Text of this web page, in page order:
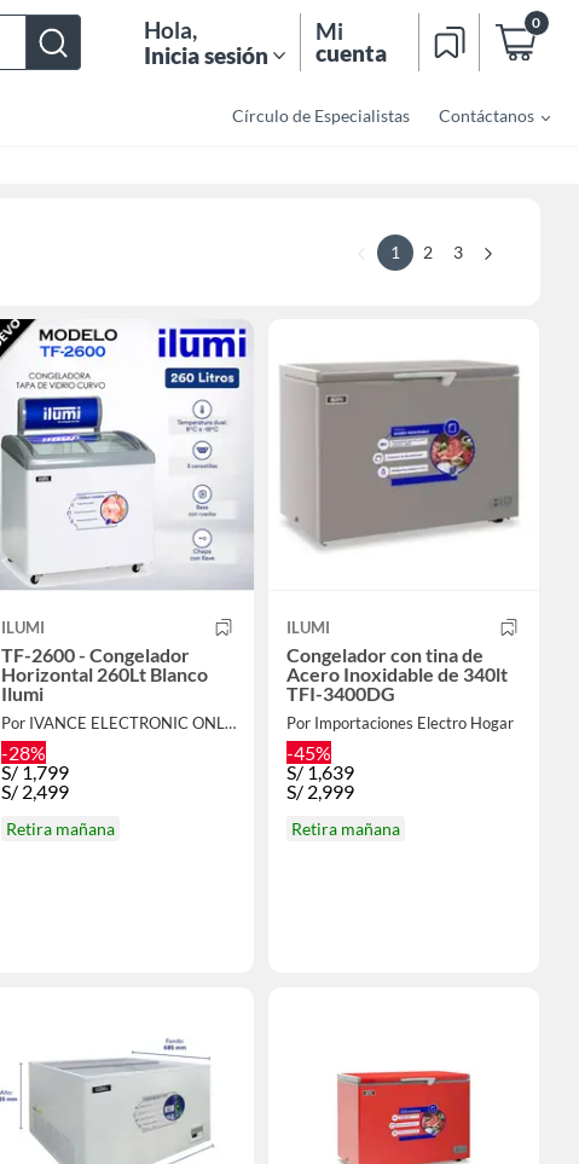
Hola,
Inicia sesión
Mi
cuenta
0
Círculo de Especialistas Contáctanos
1 2 3
ILUMI
TF-2600 - Congelador
Horizontal 260Lt Blanco
Ilumi
Por IVANCE ELECTRONIC ONLINE
-28%
S/ 1,799
S/ 2,499
Retira mañana
ILUMI
Congelador con tina de
Acero Inoxidable de 340lt
TFI-3400DG
Por Importaciones Electro Hogar
-45%
S/ 1,639
S/ 2,999
Retira mañana